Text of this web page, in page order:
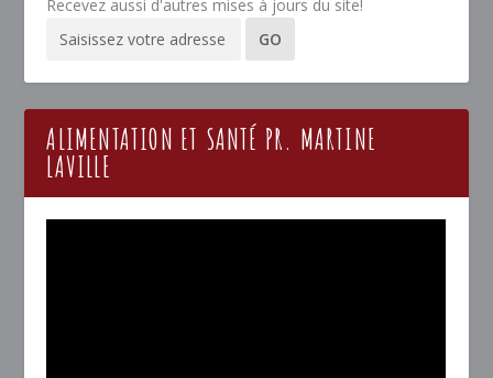
Recevez aussi d'autres mises à jours du site!
ALIMENTATION ET SANTÉ PR. MARTINE
LAVILLE